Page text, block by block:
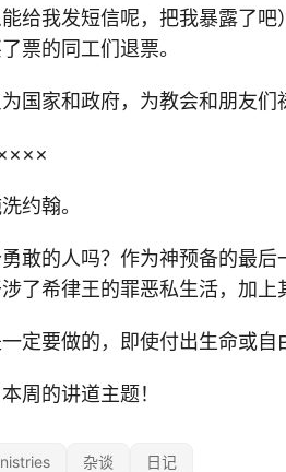
给我发短信呢，把我暴露了
票的同工们退票。
国家和政府，为教会和朋友们
约翰。
敢的人吗？作为神预备的最
了希律王的罪恶私生活，加上
定要做的，即使付出生命或自
周的讲道主题！
杂谈 日记